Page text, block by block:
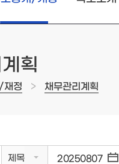
획
재정 > 채무관리계획
제목